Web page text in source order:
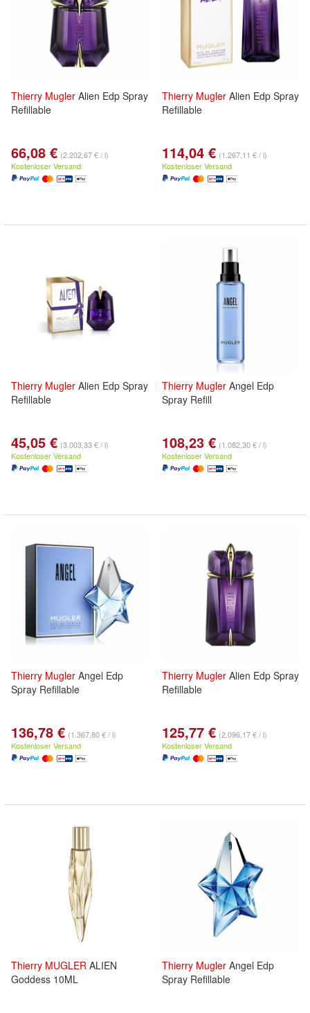
Thierry Mugler Alien Edp Spray
Refillable
66,08 € (2.202,67 € / l)
Kostenloser Versand
Thierry Mugler Alien Edp Spray
Refillable
114,04 € (1.267,11 € / l)
Kostenloser Versand
Thierry Mugler Alien Edp Spray
Refillable
45,05 € (3.003,33 € / l)
Kostenloser Versand
Thierry Mugler Angel Edp
Spray Refill
108,23 € (1.082,30 € / l)
Kostenloser Versand
Thierry Mugler Angel Edp
Spray Refillable
136,78 € (1.367,80 € / l)
Kostenloser Versand
Thierry Mugler Alien Edp Spray
Refillable
125,77 € (2.096,17 € / l)
Kostenloser Versand
Thierry MUGLER ALIEN
Goddess 10ML
Thierry Mugler Angel Edp
Spray Refillable